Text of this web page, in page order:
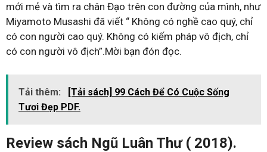
mới mẻ và tìm ra chân Đạo trên con đường của mình, như
Miyamoto Musashi đã viết “ Không có nghề cao quý, chỉ
có con người cao quý. Không có kiếm pháp vô địch, chỉ
có con người vô địch”.Mời bạn đón đọc.
Tải thêm:
[Tải sách] 99 Cách Để Có Cuộc Sống
Tươi Đẹp PDF.
Review sách Ngũ Luân Thư ( 2018).